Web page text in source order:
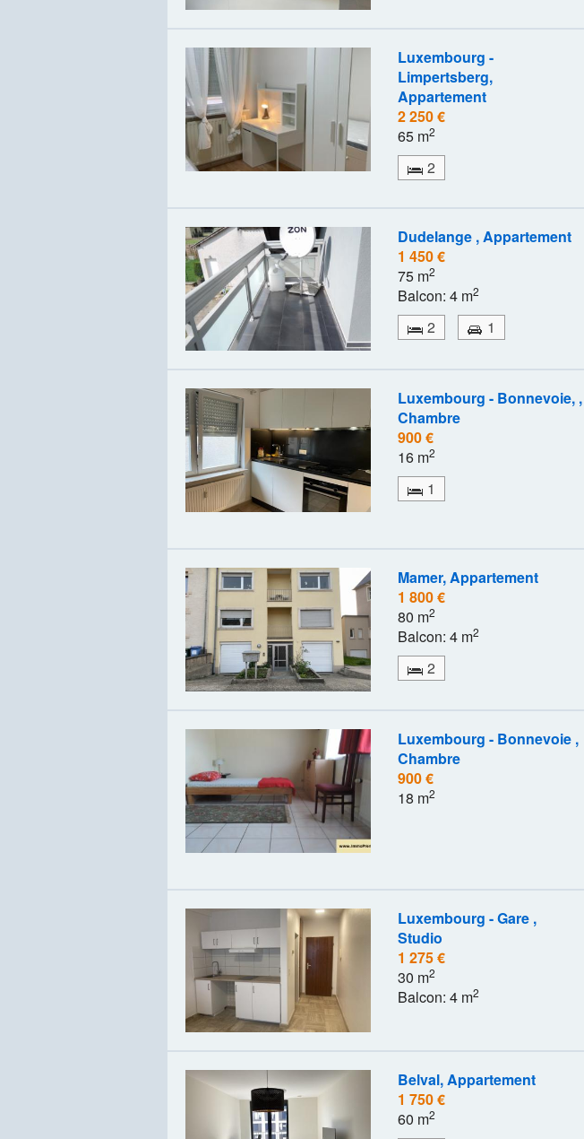
Luxembourg -
Limpertsberg,
Appartement
2 250 €
65 m2
2
Dudelange , Appartement
1 450 €
75 m2
Balcon: 4 m2
2 1
Luxembourg - Bonnevoie, ,
Chambre
900 €
16 m2
1
Mamer, Appartement
1 800 €
80 m2
Balcon: 4 m2
2
Luxembourg - Bonnevoie ,
Chambre
900 €
18 m2
Luxembourg - Gare ,
Studio
1 275 €
30 m2
Balcon: 4 m2
Belval, Appartement
1 750 €
60 m2